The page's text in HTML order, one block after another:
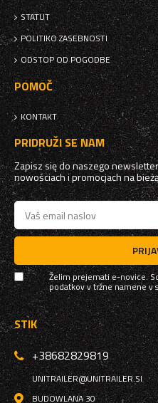
STATUT
POLITIKO ZASEBNOSTI
ODSTOP OD POGODBE
POMOČ
KONTAKT
PRIDRUŽI SE NAM
Zapisz się do naszego
nowościach i promocjach na
Želim prejemati e-novice.
podatkov v tržne namene v
STIK
+38682829819
UNITRAILER@UNITRAILER.SI
BUDOWLANA 30